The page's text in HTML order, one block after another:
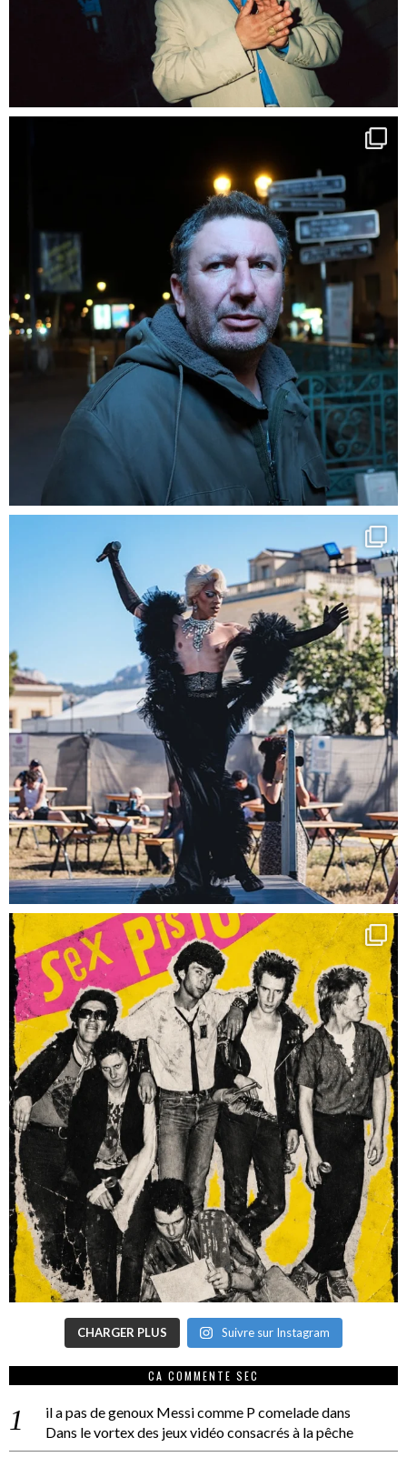
CHARGER PLUS Suivre sur Instagram
CA COMMENTE SEC
il a pas de genoux Messi comme P comeladedans
Dans le vortex des jeux vidéo consacrés à la pêche